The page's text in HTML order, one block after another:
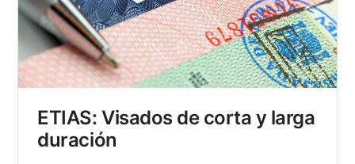
ETIAS: Visados de corta y larga
duración